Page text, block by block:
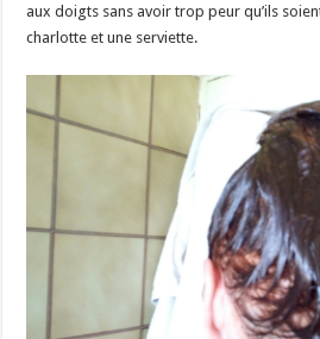
aux doigts sans avoir trop peur qu’ils
charlotte et une serviette.